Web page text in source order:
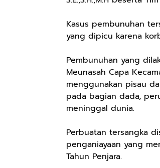
Kasus pembunuhan
yang dipicu karena
Pembunuhan yang
Meunasah Capa
menggunakan pisau
pada bagian dada,
meninggal dunia.
Perbuatan tersangka
penganiayaan yang
Tahun Penjara.